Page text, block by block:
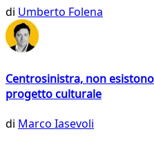
di Umberto Folena
Centrosinistra, non
progetto culturale
di Marco Iasevoli